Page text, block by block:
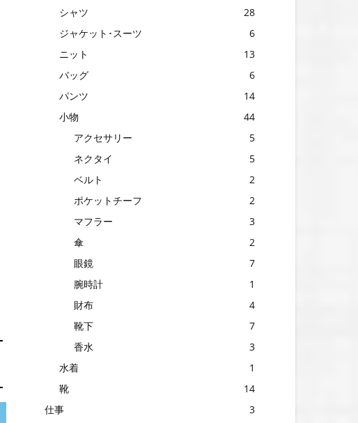
シャツ
28
ジャケット･スーツ
6
ニット
13
バッグ
6
パンツ
14
小物
44
アクセサリー
5
ネクタイ
5
ベルト
2
ポケットチーフ
2
マフラー
3
傘
2
眼鏡
7
腕時計
1
財布
4
靴下
7
香水
3
水着
1
靴
14
仕事
3